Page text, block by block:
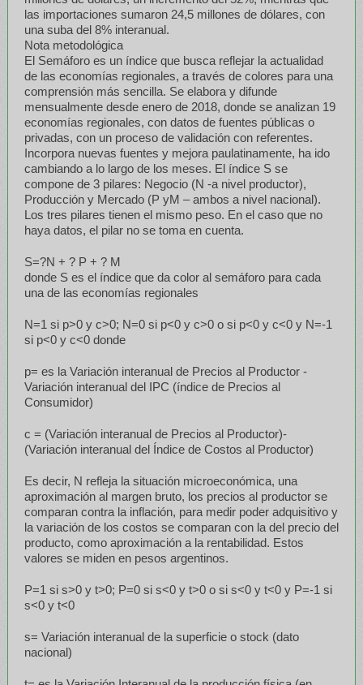
las importaciones sumaron 24,5 millones de dólares, con
una suba del 8% interanual.
Nota metodológica
El Semáforo es un índice que busca reflejar la actualidad
de las economías regionales, a través de colores para una
comprensión más sencilla. Se elabora y difunde
mensualmente desde enero de 2018, donde se analizan 19
economías regionales, con datos de fuentes públicas o
privadas, con un proceso de validación con referentes.
Incorpora nuevas fuentes y mejora paulatinamente, ha ido
cambiando a lo largo de los meses. El índice S se
compone de 3 pilares: Negocio (N -a nivel productor),
Producción y Mercado (P yM – ambos a nivel nacional).
Los tres pilares tienen el mismo peso. En el caso que no
haya datos, el pilar no se toma en cuenta.
S=?N + ? P + ? M
donde S es el índice que da color al semáforo para cada
una de las economías regionales
N=1 si p>0 y c>0; N=0 si p<0 y c>0 o si p<0 y c<0 y N=-1
si p<0 y c<0 donde
p= es la Variación interanual de Precios al Productor -
Variación interanual del IPC (índice de Precios al
Consumidor)
c = (Variación interanual de Precios al Productor)-
(Variación interanual del Índice de Costos al Productor)
Es decir, N refleja la situación microeconómica, una
aproximación al margen bruto, los precios al productor se
comparan contra la inflación, para medir poder adquisitivo y
la variación de los costos se comparan con la del precio del
producto, como aproximación a la rentabilidad. Estos
valores se miden en pesos argentinos.
P=1 si s>0 y t>0; P=0 si s<0 y t>0 o si s<0 y t<0 y P=-1 si
s<0 y t<0
s= Variación interanual de la superficie o stock (dato
nacional)